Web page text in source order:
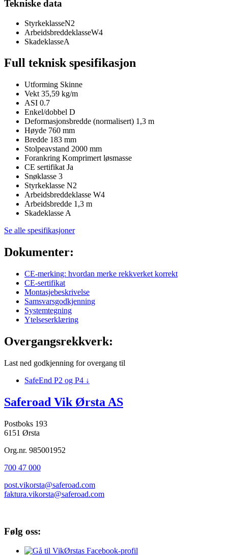
Tekniske data
StyrkeklasseN2
ArbeidsbreddeklasseW4
SkadeklasseA
Full teknisk spesifikasjon
Utforming Skinne
Vekt 35,59 kg/m
ASI 0.7
Enkel/dobbel D
Deformasjonsbredde (normalisert) 1,3 m
Høyde 760 mm
Bredde 183 mm
Stolpeavstand 2000 mm
Forankring Komprimert løsmasse
CE sertifikat Ja
Snøklasse 3
Styrkeklasse N2
Arbeidsbreddeklasse W4
Arbeidsbredde 1,3 m
Skadeklasse A
Se alle spesifikasjoner
Dokumenter:
CE-merking: hvordan merke rekkverket korrekt
CE-sertifikat
Montasjebeskrivelse
Samsvarsgodkjenning
Systemtegning
Ytelseserklæring
Overgangsrekkverk:
Last ned godkjenning for overgang til
SafeEnd P2 og P4 ↓
Saferoad Vik Ørsta AS
Postboks 193
6151 Ørsta
Org.nr. 985001952
700 47 000
post.vikorsta@saferoad.com
faktura.vikorsta@saferoad.com
Følg oss: